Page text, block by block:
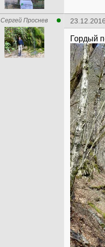
Сергей Проснев
Гордый